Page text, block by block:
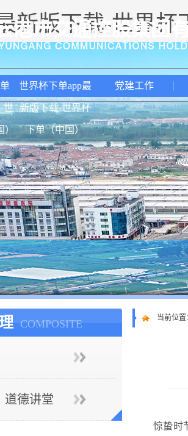
新版下载-世界杯
世
）
世界杯下单app最
新版下载-世界杯
下单（中国）
党建工作
COMPOSITE
道德讲堂
当前位置
惊蛰时